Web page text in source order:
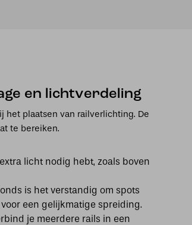
en lichtverdeling
het plaatsen van railverlichting. De
te bereiken.
licht nodig hebt, zoals boven
is het verstandig om spots
een gelijkmatige spreiding.
je meerdere rails in een